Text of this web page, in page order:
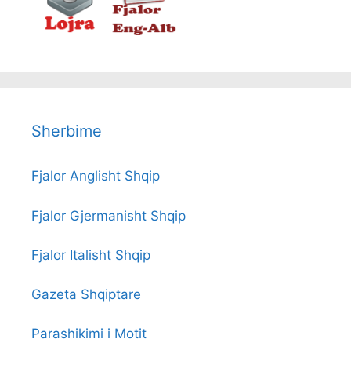
Sherbime
Fjalor Anglisht Shqip
Fjalor Gjermanisht Shqip
Fjalor Italisht Shqip
Gazeta Shqiptare
Parashikimi i Motit